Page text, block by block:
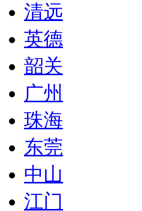
清远
英德
韶关
广州
珠海
东莞
中山
江门